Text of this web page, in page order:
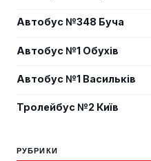
Автобус №348 Буча
Автобус №1 Обухів
Автобус №1 Васильків
Тролейбус №2 Київ
РУБРИКИ